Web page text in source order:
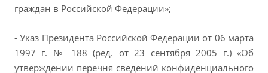
граждан в Российской Федерации»;
- Указ Президента Российской Федерации от 06 марта
1997 г. № 188 (ред. от 23 сентября 2005 г.) «Об
утверждении перечня сведений конфиденциального